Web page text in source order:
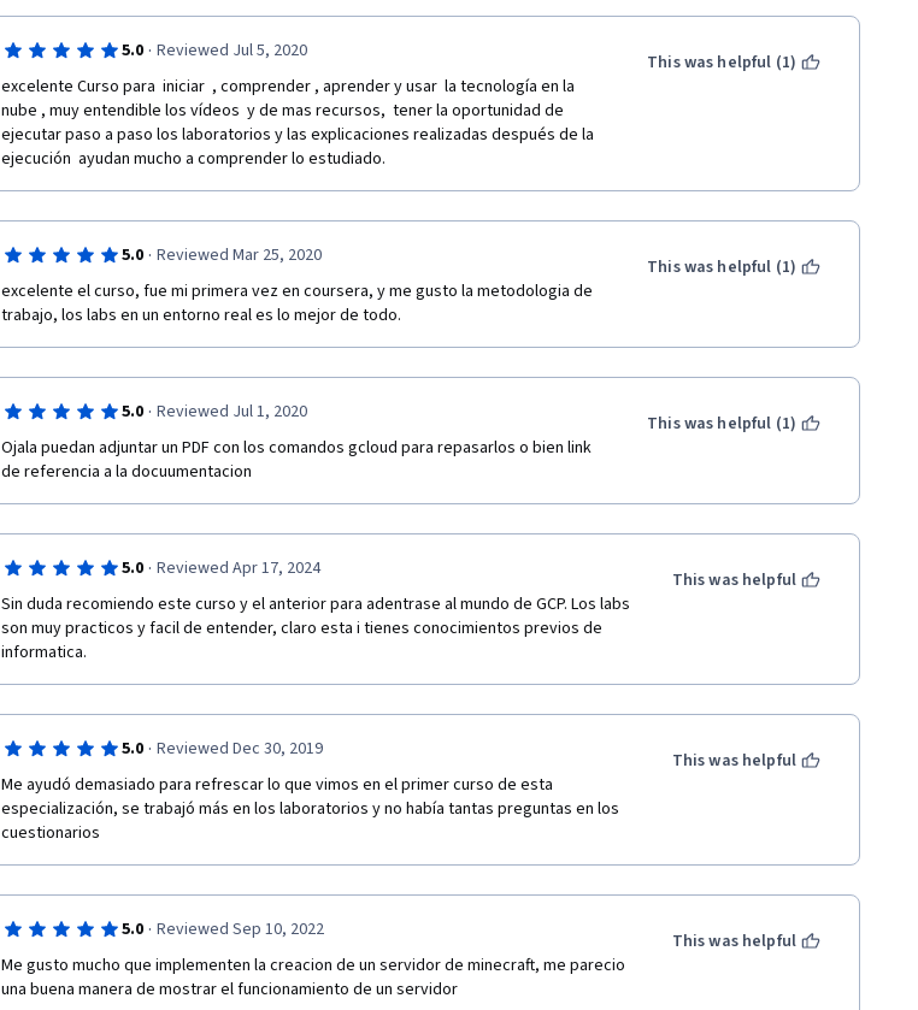
5.0 · Reviewed Jul 5, 2020
excelente Curso para  iniciar  , comprender , aprender y usar  la tecnología en la
nube , muy entendible los vídeos  y de mas recursos,  tener la oportunidad de
ejecutar paso a paso los laboratorios y las explicaciones realizadas después de la
ejecución  ayudan mucho a comprender lo estudiado.
This was helpful (1)
5.0 · Reviewed Mar 25, 2020
excelente el curso, fue mi primera vez en coursera, y me gusto la metodologia de
trabajo, los labs en un entorno real es lo mejor de todo.
This was helpful (1)
5.0 · Reviewed Jul 1, 2020
Ojala puedan adjuntar un PDF con los comandos gcloud para repasarlos o bien link
de referencia a la docuumentacion
This was helpful (1)
5.0 · Reviewed Apr 17, 2024
Sin duda recomiendo este curso y el anterior para adentrase al mundo de GCP. Los labs
son muy practicos y facil de entender, claro esta i tienes conocimientos previos de
informatica.
This was helpful
5.0 · Reviewed Dec 30, 2019
Me ayudó demasiado para refrescar lo que vimos en el primer curso de esta
especialización, se trabajó más en los laboratorios y no había tantas preguntas en los
cuestionarios
This was helpful
5.0 · Reviewed Sep 10, 2022
Me gusto mucho que implementen la creacion de un servidor de minecraft, me parecio
una buena manera de mostrar el funcionamiento de un servidor
This was helpful